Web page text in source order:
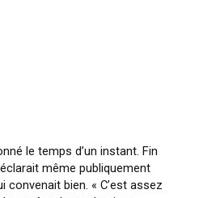
le temps d’un instant. Fin
même publiquement
convenait bien. « C’est assez